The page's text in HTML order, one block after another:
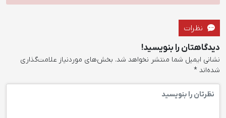
نظرات
دیدگاهتان را بنویسید!
نشانی ایمیل شما منتشر نخواهد شد. بخش‌های موردنیاز علامت‌گذاری
شده‌اند *